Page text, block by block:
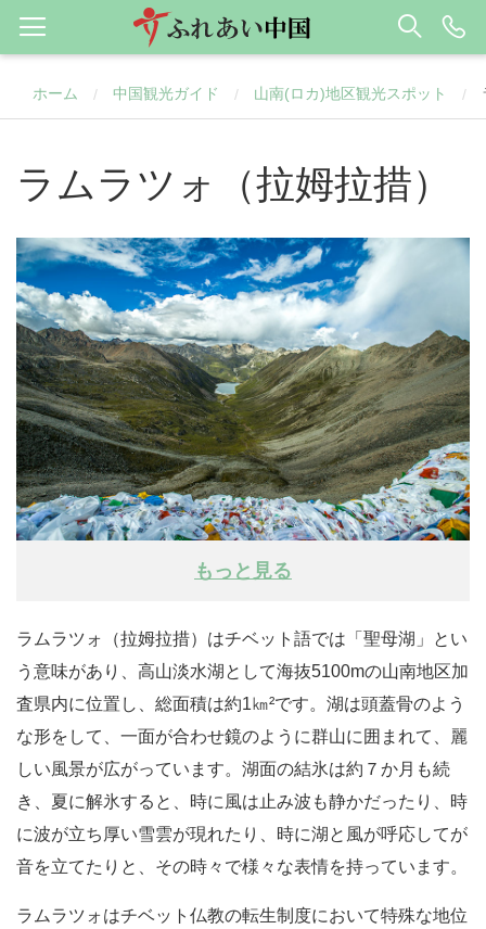
ホーム / 中国観光ガイド / 山南(ロカ)地区観光スポット /
ラムラツォ（拉姆拉措）
もっと見る
ラムラツォ（拉姆拉措）はチベット語では「聖母湖」とい
う意味があり、高山淡水湖として海抜5100mの山南地区加
査県内に位置し、総面積は約1㎞²です。湖は頭蓋骨のよう
な形をして、一面が合わせ鏡のように群山に囲まれて、麗
しい風景が広がっています。湖面の結氷は約７か月も続
き、夏に解氷すると、時に風は止み波も静かだったり、時
に波が立ち厚い雪雲が現れたり、時に湖と風が呼応してが
音を立てたりと、その時々で様々な表情を持っています。
ラムラツォはチベット仏教の転生制度において特殊な地位